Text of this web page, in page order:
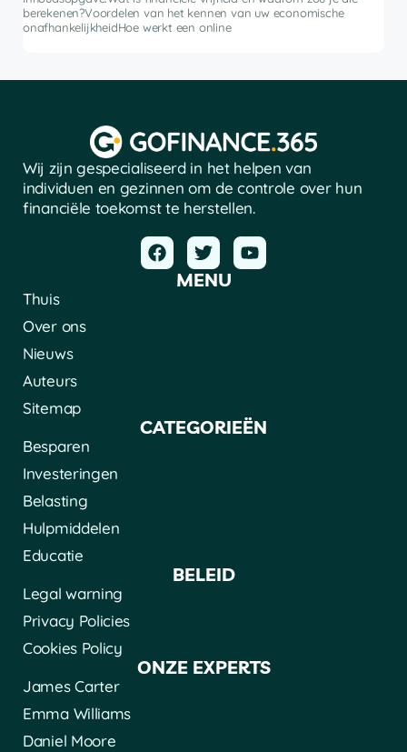
berekenen?Voordelen van het kennen van uw economische
onafhankelijkheidHoe werkt een online
Wij zijn gespecialiseerd in het helpen van
individuen en gezinnen om de controle over hun
financiële toekomst te herstellen.
MENU
Thuis
Over ons
Nieuws
Auteurs
Sitemap
CATEGORIEËN
Besparen
Investeringen
Belasting
Hulpmiddelen
Educatie
BELEID
Legal warning
Privacy Policies
Cookies Policy
ONZE EXPERTS
James Carter
Emma Williams
Daniel Moore